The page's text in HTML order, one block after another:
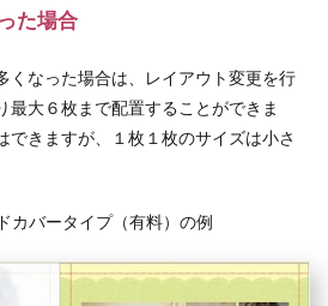
た場合
くなった場合は、レイアウト変更を行
最大６枚まで配置することができま
できますが、１枚１枚のサイズは小さ
カバータイプ（有料）の例